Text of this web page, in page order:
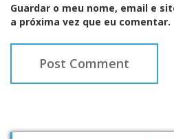
Guardar o meu nome, email e
a próxima vez que eu comentar.